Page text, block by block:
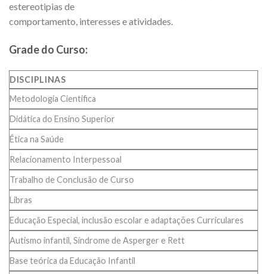
estereotipias de
comportamento, interesses e atividades.
Grade do Curso:
DISCIPLINAS
Metodologia Cientifica
Didática do Ensino Superior
Ética na Saúde
Relacionamento Interpessoal
Trabalho de Conclusão de Curso
Libras
Educação Especial, inclusão escolar e adaptações Curriculares
Autismo infantil, Síndrome de Asperger e Rett
Base teórica da Educação Infantil